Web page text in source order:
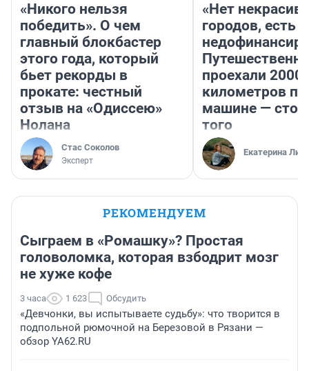
«Никого нельзя
победить». О чем
главный блокбастер
этого года, который
бьет рекорды в
прокате: честный
отзыв на «Одиссею»
Нолана
Стас Соколов
Эксперт
«Нет
городов, есть
проехали 2000
километров по
машине —
того
Екатерина
РЕКОМЕНДУЕМ
Сыграем в «Ромашку»? Простая
головоломка, которая взбодрит мозг
не хуже кофе
3 часа 1 623 Обсудить
«Девчонки, вы испытываете судьбу»: что творится в
подпольной рюмочной на Березовой в Рязани —
обзор YA62.RU